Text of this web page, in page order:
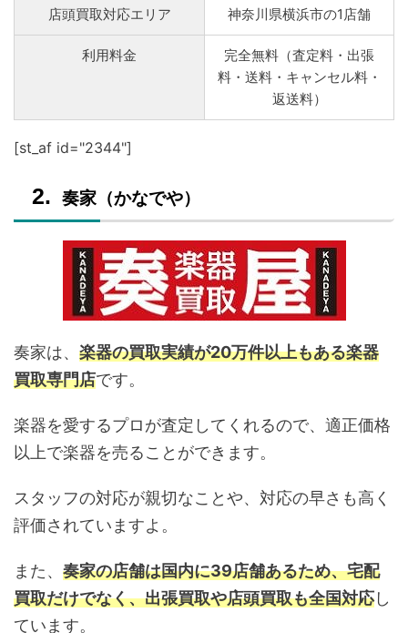
店頭買取対応エリア 神奈川県横浜市の1店舗
利用料金
完全無料（査定料・出張
料・送料・キャンセル料・
返送料）
[st_af id="2344"]
奏家（かなでや）
奏家は、 楽器の買取実績が20万件以上もある楽器
買取専門店です。
楽器を愛するプロが査定してくれるので、適正価格
以上で楽器を売ることができます。
スタッフの対応が親切なことや、対応の早さも高く
評価されていますよ。
また、 奏家の店舗は国内に39店舗あるため、宅配
買取だけでなく、出張買取や店頭買取も全国対応し
ています。